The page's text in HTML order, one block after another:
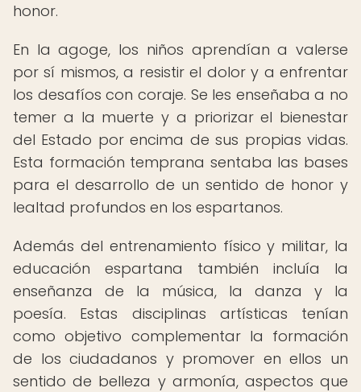
honor.
En la agoge, los niños aprendían a valerse
por sí mismos, a resistir el dolor y a enfrentar
los desafíos con coraje. Se les enseñaba a no
temer a la muerte y a priorizar el bienestar
del Estado por encima de sus propias vidas.
Esta formación temprana sentaba las bases
para el desarrollo de un sentido de honor y
lealtad profundos en los espartanos.
Además del entrenamiento físico y militar, la
educación espartana también incluía la
enseñanza de la música, la danza y la
poesía. Estas disciplinas artísticas tenían
como objetivo complementar la formación
de los ciudadanos y promover en ellos un
sentido de belleza y armonía, aspectos que